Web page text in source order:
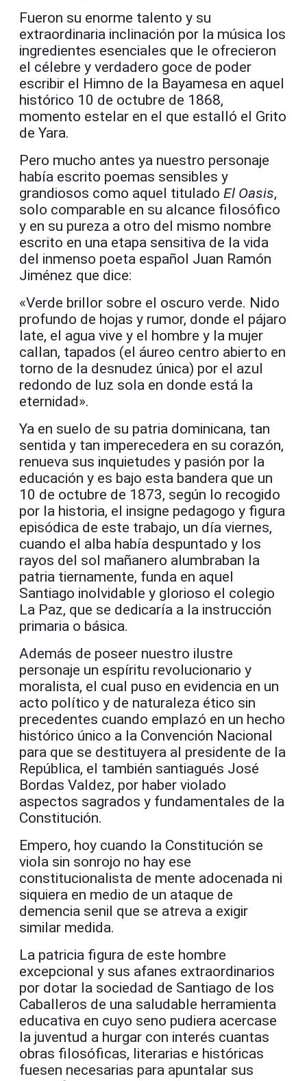
Fueron su enorme talento y su
extraordinaria inclinación por la música los
ingredientes esenciales que le ofrecieron
el célebre y verdadero goce de poder
escribir el Himno de la Bayamesa en aquel
histórico 10 de octubre de 1868,
momento estelar en el que estalló el Grito
de Yara.
Pero mucho antes ya nuestro personaje
había escrito poemas sensibles y
grandiosos como aquel titulado El Oasis,
solo comparable en su alcance filosófico
y en su pureza a otro del mismo nombre
escrito en una etapa sensitiva de la vida
del inmenso poeta español Juan Ramón
Jiménez que dice:
«Verde brillor sobre el oscuro verde. Nido
profundo de hojas y rumor, donde el pájaro
late, el agua vive y el hombre y la mujer
callan, tapados (el áureo centro abierto en
torno de la desnudez única) por el azul
redondo de luz sola en donde está la
eternidad».
Ya en suelo de su patria dominicana, tan
sentida y tan imperecedera en su corazón,
renueva sus inquietudes y pasión por la
educación y es bajo esta bandera que un
10 de octubre de 1873, según lo recogido
por la historia, el insigne pedagogo y figura
episódica de este trabajo, un día viernes,
cuando el alba había despuntado y los
rayos del sol mañanero alumbraban la
patria tiernamente, funda en aquel
Santiago inolvidable y glorioso el colegio
La Paz, que se dedicaría a la instrucción
primaria o básica.
Además de poseer nuestro ilustre
personaje un espíritu revolucionario y
moralista, el cual puso en evidencia en un
acto político y de naturaleza ético sin
precedentes cuando emplazó en un hecho
histórico único a la Convención Nacional
para que se destituyera al presidente de la
República, el también santiagués José
Bordas Valdez, por haber violado
aspectos sagrados y fundamentales de la
Constitución.
Empero, hoy cuando la Constitución se
viola sin sonrojo no hay ese
constitucionalista de mente adocenada ni
siquiera en medio de un ataque de
demencia senil que se atreva a exigir
similar medida.
La patricia figura de este hombre
excepcional y sus afanes extraordinarios
por dotar la sociedad de Santiago de los
Caballeros de una saludable herramienta
educativa en cuyo seno pudiera acercase
la juventud a hurgar con interés cuantas
obras filosóficas, literarias e históricas
fuesen necesarias para apuntalar sus